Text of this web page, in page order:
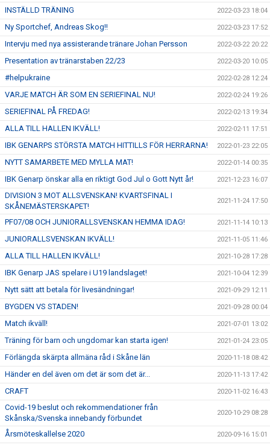
INSTÄLLD TRÄNING 2022-03-23 18:04
Ny Sportchef, Andreas Skog!! 2022-03-23 17:52
Intervju med nya assisterande tränare Johan Persson 2022-03-22 20:22
Presentation av tränarstaben 22/23 2022-03-20 10:05
#helpukraine 2022-02-28 12:24
VARJE MATCH ÄR SOM EN SERIEFINAL NU! 2022-02-24 19:26
SERIEFINAL PÅ FREDAG! 2022-02-13 19:34
ALLA TILL HALLEN IKVÄLL! 2022-02-11 17:51
IBK GENARPS STÖRSTA MATCH HITTILLS FÖR HERRARNA! 2022-01-23 22:05
NYTT SAMARBETE MED MYLLA MAT! 2022-01-14 00:35
IBK Genarp önskar alla en riktigt God Jul o Gott Nytt år! 2021-12-23 16:07
DIVISION 3 MOT ALLSVENSKAN! KVARTSFINAL I
SKÅNEMÄSTERSKAPET!
2021-11-24 17:50
PF07/08 OCH JUNIORALLSVENSKAN HEMMA IDAG! 2021-11-14 10:13
JUNIORALLSVENSKAN IKVÄLL! 2021-11-05 11:46
ALLA TILL HALLEN IKVÄLL! 2021-10-28 17:28
IBK Genarp JAS spelare i U19 landslaget! 2021-10-04 12:39
Nytt sätt att betala för livesändningar! 2021-09-29 12:11
BYGDEN VS STADEN! 2021-09-28 00:04
Match ikväll! 2021-07-01 13:02
Träning för barn och ungdomar kan starta igen! 2021-01-24 23:05
Förlängda skärpta allmäna råd i Skåne län 2020-11-18 08:42
Händer en del även om det är som det är... 2020-11-13 17:42
CRAFT 2020-11-02 16:43
Covid-19 beslut och rekommendationer från
Skånska/Svenska innebandy förbundet
2020-10-29 08:28
Årsmöteskallelse 2020 2020-09-16 15:01